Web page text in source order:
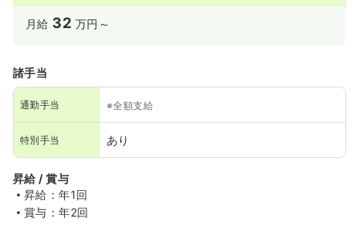
月給 32 万円～
諸手当
通勤手当 ※全額支給
特別手当 あり
昇給 / 賞与
昇給：年1回
賞与：年2回